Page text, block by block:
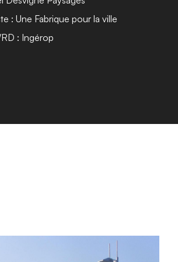
: Une Fabrique pour la ville
: Ingérop